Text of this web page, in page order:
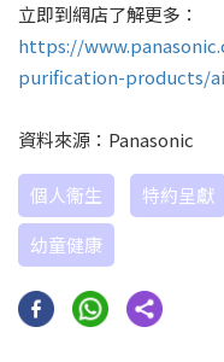
立即到網店了解更多：
https://
purification-products/
資料來源：Panasonic
個人衞生 特約呈獻
幼童健康